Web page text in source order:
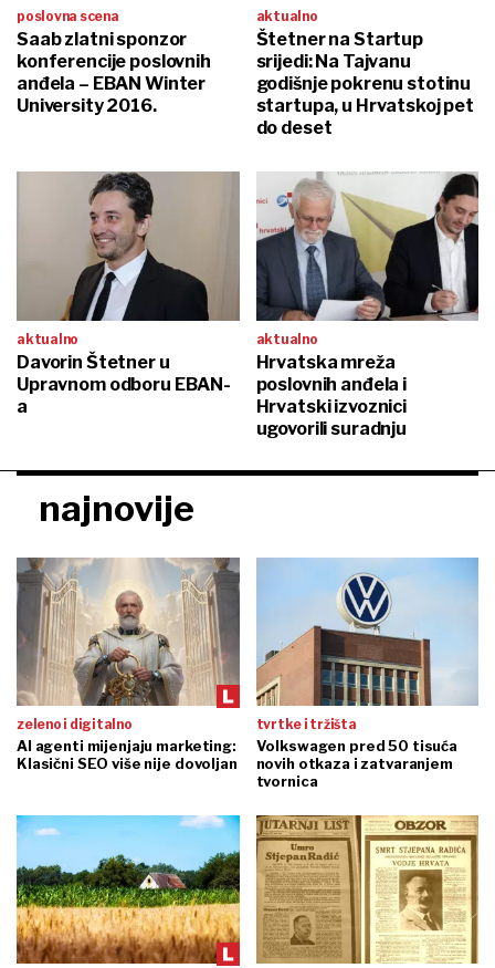
poslovna scena
Saab zlatni sponzor
konferencije poslovnih
anđela – EBAN Winter
University 2016.
aktualno
Štetner na Startup
srijedi: Na Tajvanu
godišnje pokrenu stotinu
startupa, u Hrvatskoj pet
do deset
aktualno
Davorin Štetner u
Upravnom odboru EBAN-
a
aktualno
Hrvatska mreža
poslovnih anđela i
Hrvatski izvoznici
ugovorili suradnju
najnovije
zeleno i digitalno
AI agenti mijenjaju marketing:
Klasični SEO više nije dovoljan
tvrtke i tržišta
Volkswagen pred 50 tisuća
novih otkaza i zatvaranjem
tvornica